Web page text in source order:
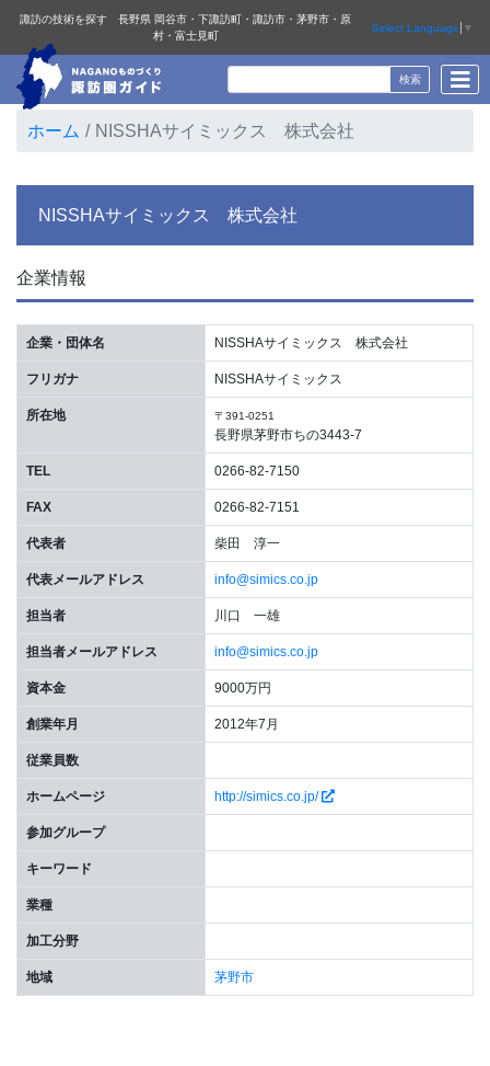
諏訪の技術を探す 長野県 岡谷市・下諏訪町・諏訪市・茅野市・原
村・富士見町
Select Language ▼
ホーム NISSHAサイミックス 株式会社
NISSHAサイミックス 株式会社
企業情報
企業・団体名 NISSHAサイミックス 株式会社
フリガナ NISSHAサイミックス
所在地 〒391-0251
長野県茅野市ちの3443-7
TEL 0266-82-7150
FAX 0266-82-7151
代表者 柴田 淳一
代表メールアドレス info@simics.co.jp
担当者 川口 一雄
担当者メールアドレス info@simics.co.jp
資本金 9000万円
創業年月 2012年7月
従業員数
ホームページ http://simics.co.jp/
参加グループ
キーワード
業種
加工分野
地域 茅野市